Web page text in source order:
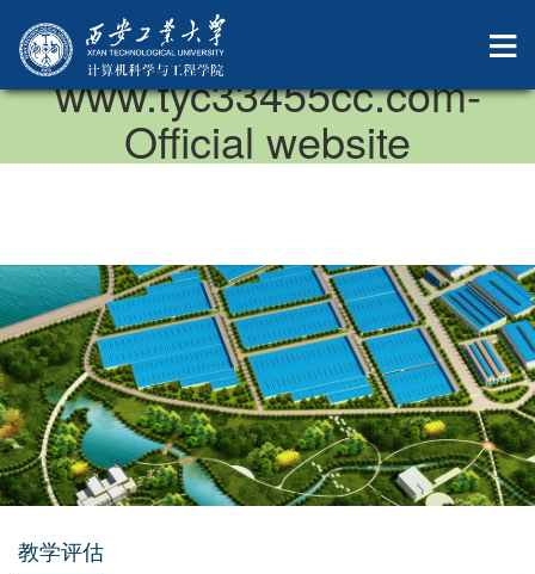
中国·太阳成集团-
www.tyc33455cc.com-
Official website
教学评估